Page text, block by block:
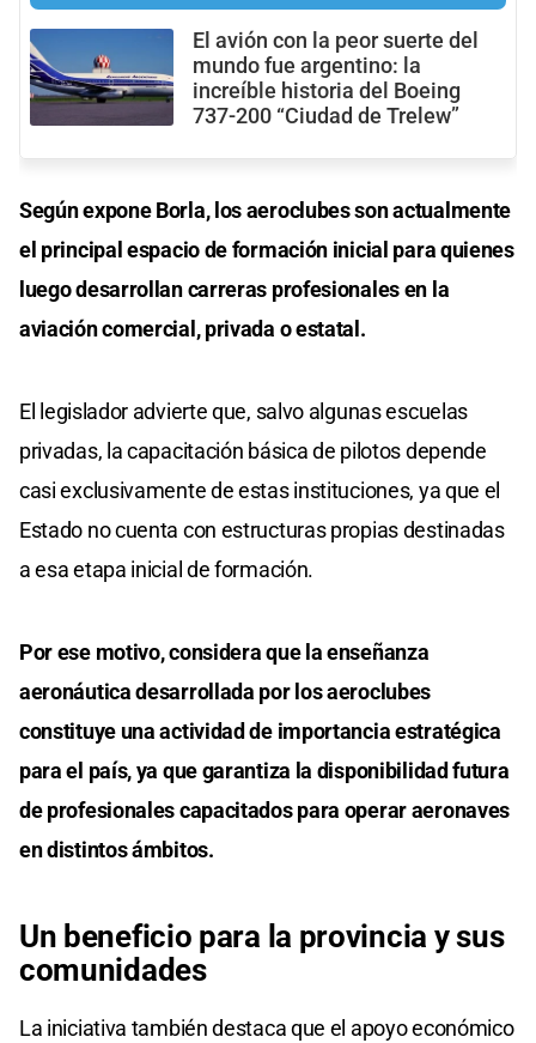
El avión con la peor suerte del
mundo fue argentino: la
increíble historia del Boeing
737-200 “Ciudad de Trelew”
Según expone Borla, los aeroclubes son actualmente
el principal espacio de formación inicial para quienes
luego desarrollan carreras profesionales en la
aviación comercial, privada o estatal.
El legislador advierte que, salvo algunas escuelas
privadas, la capacitación básica de pilotos depende
casi exclusivamente de estas instituciones, ya que el
Estado no cuenta con estructuras propias destinadas
a esa etapa inicial de formación.
Por ese motivo, considera que la enseñanza
aeronáutica desarrollada por los aeroclubes
constituye una actividad de importancia estratégica
para el país, ya que garantiza la disponibilidad futura
de profesionales capacitados para operar aeronaves
en distintos ámbitos.
Un beneficio para la provincia y sus
comunidades
La iniciativa también destaca que el apoyo económico